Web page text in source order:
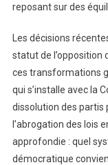
reposant sur des
Les décisions
statut de l’opposition
ces transformations
qui s’installe avec la
dissolution des partis
l’abrogation des lois
approfondie : quel
démocratique